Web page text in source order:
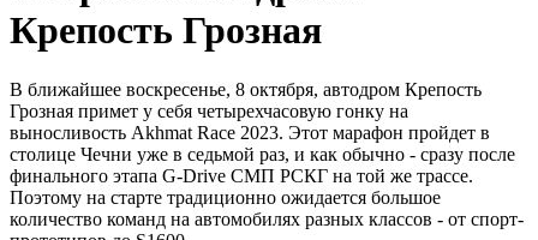
Крепость Грозная
В ближайшее воскресенье, 8 октября, автодром Крепость
Грозная примет у себя четырехчасовую гонку на
выносливость Akhmat Race 2023. Этот марафон пройдет в
столице Чечни уже в седьмой раз, и как обычно - сразу после
финального этапа G-Drive СМП РСКГ на той же трассе.
Поэтому на старте традиционно ожидается большое
количество команд на автомобилях разных классов - от спорт-